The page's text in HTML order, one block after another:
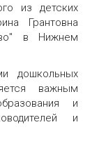
из детских
Грантовна
в Нижнем
дошкольных
важным
и
и